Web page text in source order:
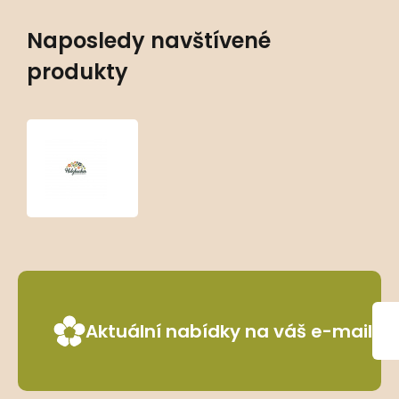
Naposledy navštívené
produkty
Aktuální nabídky na váš e-mail